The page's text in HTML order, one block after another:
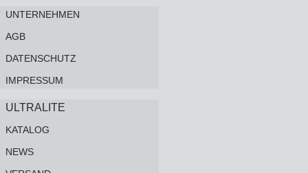
UNTERNEHMEN
AGB
DATENSCHUTZ
IMPRESSUM
ULTRALITE
KATALOG
NEWS